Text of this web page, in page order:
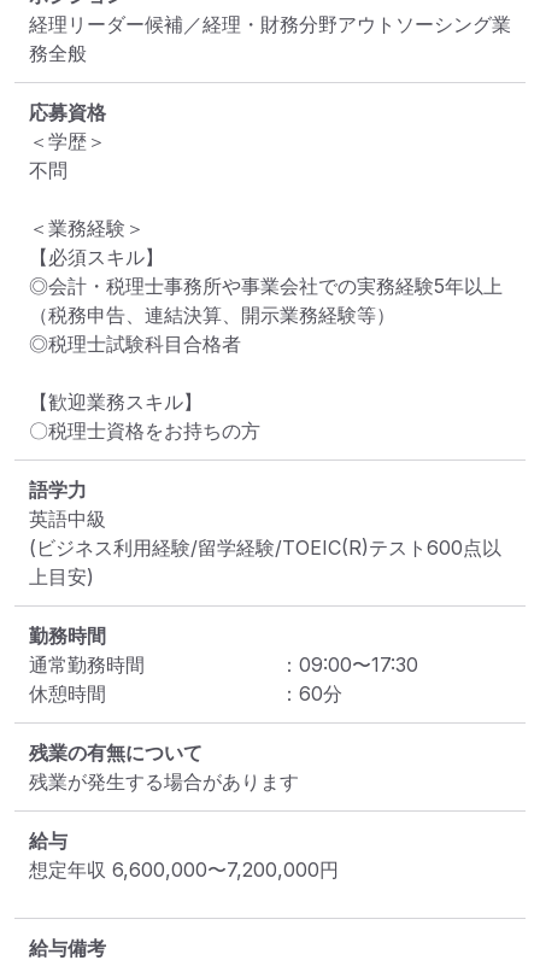
経理リーダー候補／経理・財務分野アウトソーシング業
務全般
応募資格
＜学歴＞
不問
＜業務経験＞
【必須スキル】
◎会計・税理士事務所や事業会社での実務経験5年以上
（税務申告、連結決算、開示業務経験等）
◎税理士試験科目合格者
【歓迎業務スキル】
〇税理士資格をお持ちの方
語学力
英語中級
(ビジネス利用経験/留学経験/TOEIC(R)テスト600点以
上目安)
勤務時間
通常勤務時間
： 09:00〜17:30
休憩時間
： 60分
残業の有無について
残業が発生する場合があります
給与
想定年収 6,600,000〜7,200,000円
給与備考